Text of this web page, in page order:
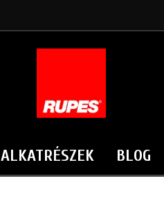
ALKATRÉSZEK BLOG